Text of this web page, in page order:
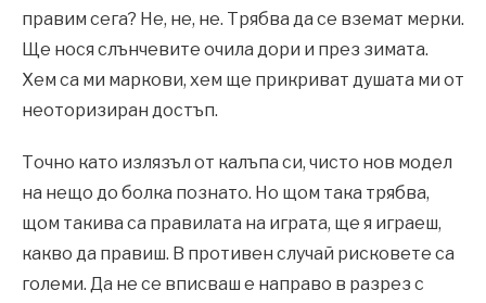
правим сега? Не, не, не. Трябва да се вземат мерки.
Ще нося слънчевите очила дори и през зимата.
Хем са ми маркови, хем ще прикриват душата ми от
неоторизиран достъп.
Точно като излязъл от калъпа си, чисто нов модел
на нещо до болка познато. Но щом така трябва,
щом такива са правилата на играта, ще я играеш,
какво да правиш. В противен случай рисковете са
големи. Да не се вписваш е направо в разрез с